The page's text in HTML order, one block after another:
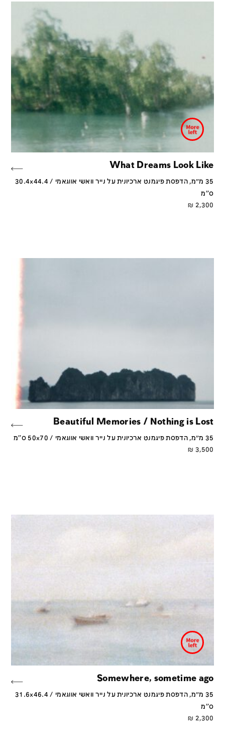
What Dreams Look Like
35 מ״מ, הדפסת פיגמנט ארכיונית על נייר וואשי אווגאמי / 30.4x44.4
ס''מ
2,300
₪
Beautiful Memories / Nothing is Lost
35 מ״מ, הדפסת פיגמנט ארכיונית על נייר וואשי אווגאמי / 50x70 ס''מ
3,500
₪
Somewhere, sometime ago
35 מ״מ, הדפסת פיגמנט ארכיונית על נייר וואשי אווגאמי / 31.6x46.4
ס''מ
2,300
₪